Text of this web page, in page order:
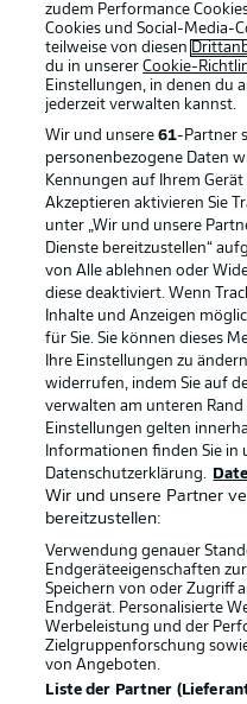
Rechtliche Hinweise
Datenschutz
Kontakt
Impressum
Spieler
AGB
© 2026
zudem Performance
Cookies und Social-Media-
teilweise von diesen
du in unsererCookie-
Einstellungen, in denen du
jederzeit verwalten kannst.
Wir und unsere61-Partner
personenbezogene Daten
Kennungen auf Ihrem
Akzeptieren aktivieren Sie
unter „Wir und unsere
Dienste bereitzustellen“
von Alle ablehnen oder
diese deaktiviert. Wenn
Inhalte und Anzeigen
für Sie. Sie können dieses
Ihre Einstellungen zu
widerrufen, indem Sie auf
verwalten am unteren
Einstellungen gelten
Informationen finden Sie in
Datenschutzerklärung.
Wir und unsere Partner
bereitzustellen:
Verwendung genauer
Endgeräteeigenschaften
Speichern von oder Zugriff
Endgerät. Personalisierte
Werbeleistung und der
Zielgruppenforschung
von Angeboten.
Liste der Partner